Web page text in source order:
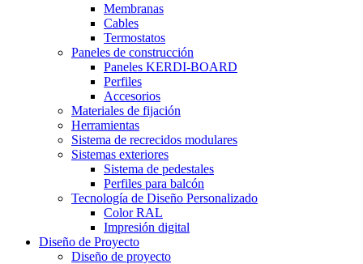
Membranas
Cables
Termostatos
Paneles de construcción
Paneles KERDI-BOARD
Perfiles
Accesorios
Materiales de fijación
Herramientas
Sistema de recrecidos modulares
Sistemas exteriores
Sistema de pedestales
Perfiles para balcón
Tecnología de Diseño Personalizado
Color RAL
Impresión digital
Diseño de Proyecto
Diseño de proyecto